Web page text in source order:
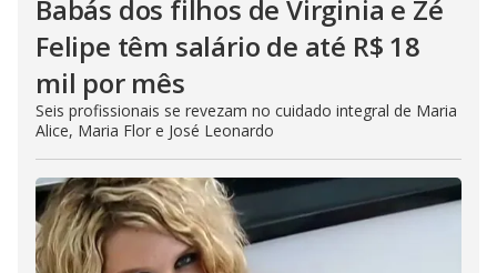
Babás dos filhos de Virginia e Zé
Felipe têm salário de até R$ 18
mil por mês
Seis profissionais se revezam no cuidado integral de Maria
Alice, Maria Flor e José Leonardo